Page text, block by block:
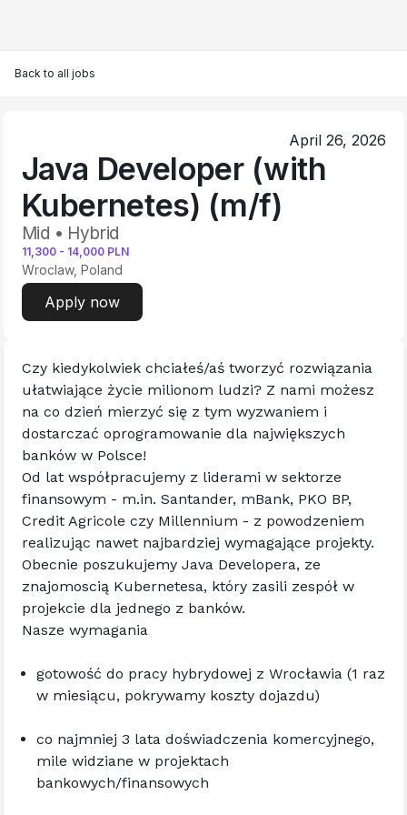
Back to all jobs
April 26, 2026
Java Developer (with
Kubernetes) (m/f)
Mid • Hybrid
11,300- 14,000 PLN
Wroclaw, Poland
Apply now
Czy kiedykolwiek chciałeś/aś tworzyć rozwiązania
ułatwiające życie milionom ludzi? Z nami możesz
na co dzień mierzyć się z tym wyzwaniem i
dostarczać oprogramowanie dla największych
banków w Polsce!
Od lat współpracujemy z liderami w sektorze
finansowym - m.in. Santander, mBank, PKO BP,
Credit Agricole czy Millennium - z powodzeniem
realizując nawet najbardziej wymagające projekty.
Obecnie poszukujemy Java Developera, ze
znajomoscią Kubernetesa, który zasili zespół w
projekcie dla jednego z banków.
Nasze wymagania
gotowość do pracy hybrydowej z Wrocławia (1 raz
w miesiącu, pokrywamy koszty dojazdu)
co najmniej 3 lata doświadczenia komercyjnego,
mile widziane w projektach
bankowych/finansowych